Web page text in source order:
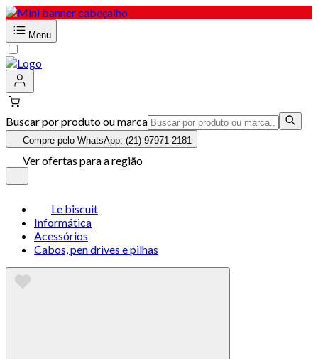
Menu
Buscar por produto ou marca
Compre pelo WhatsApp: (21) 97971-2181
Ver ofertas para a região
Le biscuit
Informática
Acessórios
Cabos, pen drives e pilhas